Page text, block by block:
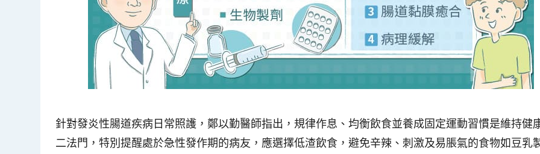
針對發炎性腸道疾病日常照護，鄭以勤醫師指出，規律作息、均衡飲食並養成固定運動習慣是維持健
二法門，特別提醒處於急性發作期的病友，應選擇低渣飲食，避免辛辣、刺激及易脹氣的食物如豆乳